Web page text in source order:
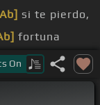
si te pierdo,
fortuna
ni[C]de tu
On